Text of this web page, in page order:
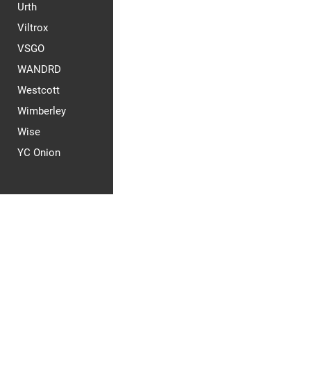
Urth
Viltrox
VSGO
WANDRD
Westcott
Wimberley
Wise
YC Onion